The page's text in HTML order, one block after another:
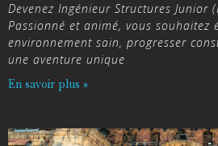
Devenez Ingénieur Structures Junior
Passionné et animé, vous souhaitez
environnement sain, progresser
une aventure unique
En savoir plus »